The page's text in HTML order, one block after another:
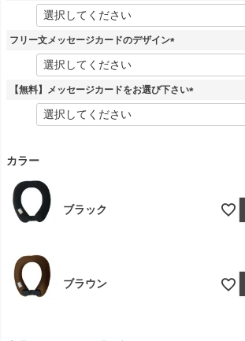
(
須
フリー文メッセージカードのデザイン
(
須
【無料】メッセージカードをお選び下さい
(
カラー
ブラック
ブラウン